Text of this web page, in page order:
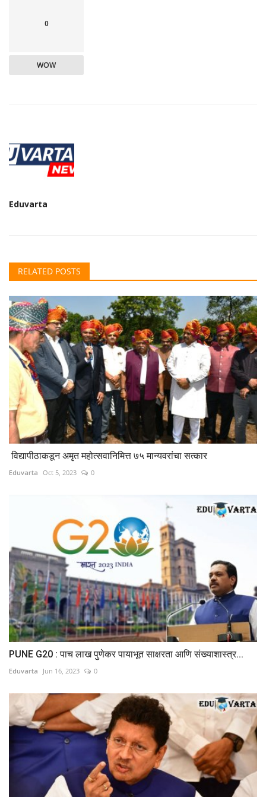
0
WOW
Eduvarta
RELATED POSTS
विद्यापीठाकडून अमृत महोत्सवानिमित्त ७५ मान्यवरांचा सत्कार
Eduvarta Oct 5, 2023 0
PUNE G20 : पाच लाख पुणेकर पायाभूत साक्षरता आणि संख्याशास्त्र...
Eduvarta Jun 16, 2023 0